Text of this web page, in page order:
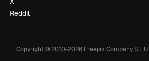
Reddit
Copyright © 2010-2026Freepik Company S.L.U.